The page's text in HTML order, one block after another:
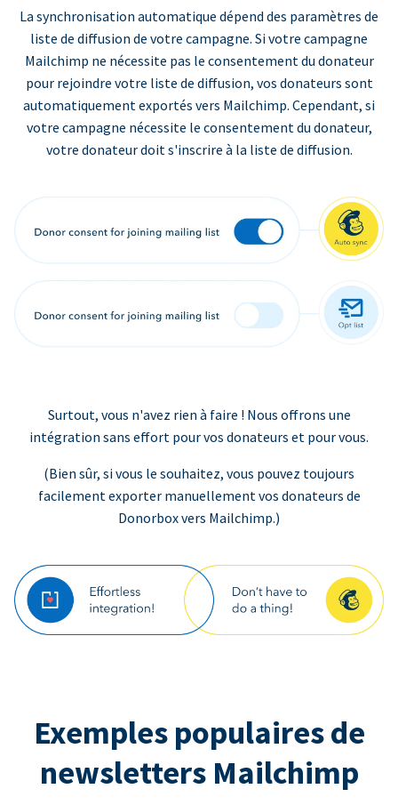
La synchronisation automatique dépend des paramètres de
liste de diffusion de votre campagne. Si votre campagne
Mailchimp ne nécessite pas le consentement du donateur
pour rejoindre votre liste de diffusion, vos donateurs sont
automatiquement exportés vers Mailchimp. Cependant, si
votre campagne nécessite le consentement du donateur,
votre donateur doit s'inscrire à la liste de diffusion.
Surtout, vous n'avez rien à faire ! Nous offrons une
intégration sans effort pour vos donateurs et pour vous.
(Bien sûr, si vous le souhaitez, vous pouvez toujours
facilement exporter manuellement vos donateurs de
Donorbox vers Mailchimp.)
Exemples populaires de
newsletters Mailchimp